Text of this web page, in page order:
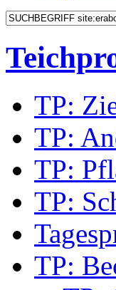
TP:
TP:
TP:
TP:
TP: